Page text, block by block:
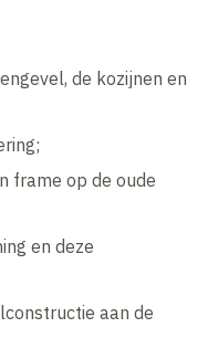
de kozijnen en
frame op de oude
en deze
aan de